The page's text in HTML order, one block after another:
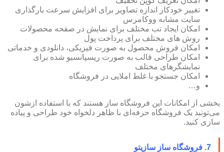
تغییر خودکار اندازه تصاویر برای افزایش سرعت بارگذاری
سایت مشابه ووکامرس
امکان ایجاد تب مختلف برای نمایش در صفحه محصولات
روش های مختلف برای پرداخت پول
امکان فروش محصول به صورت فیزیکی، دانلودی و خدماتی
امکان طراحی قالب به صورت ریسپانسیو شده برای
نمایشگرهای مختلف
امکان جستجو با غلط املایی در فروشگاه
و…
بخشی از امکانات این فروشگاه ساز هستند که با استفاده ازشون
می‌تونید یک فروشگاه حرفه‌ای با ظاهر دلخواه خود طراحی و پیاده
سازی کنید.
7. فروشگاه ساز سازیتو